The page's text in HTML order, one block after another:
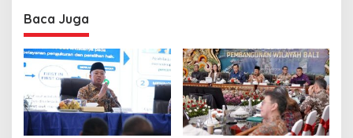
g
a
s
i
p
o
Baca Juga